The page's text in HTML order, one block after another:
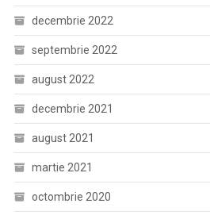
decembrie 2022
septembrie 2022
august 2022
decembrie 2021
august 2021
martie 2021
octombrie 2020